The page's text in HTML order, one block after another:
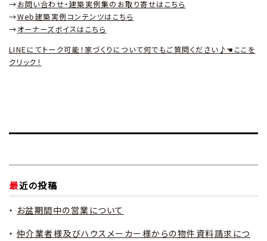
→お問い合わせ・建築実例集のお取り寄せはこちら
→Web建築実例コンテンツはこちら
→オーナーズボイスはこちら
LINEにてトーク可能！家づくりについて何でもご質問ください♪☚ここを
クリック！
最近の投稿
お盆期間中の営業について
仲介業者様及びハウスメーカー様からの物件資料請求につ